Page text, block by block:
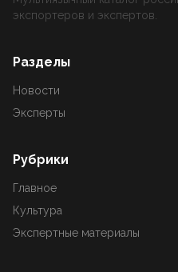
экспортеров и экспертов.
Разделы
Новости
Эксперты
Рубрики
Главное
Культура
Экспертные материалы